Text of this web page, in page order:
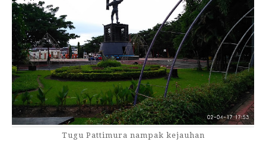
Tugu Pattimura nampak kejauhan